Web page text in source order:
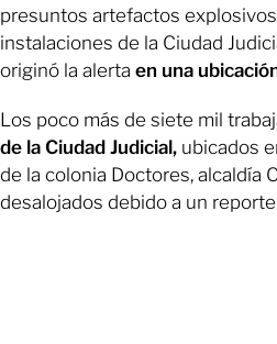
presuntos artefactos
instalaciones de la Ciudad
originó la alerta en una
Los poco más de siete mil
de la Ciudad Judicial, ubicados
de la colonia Doctores, alcaldía
desalojados debido a un reporte